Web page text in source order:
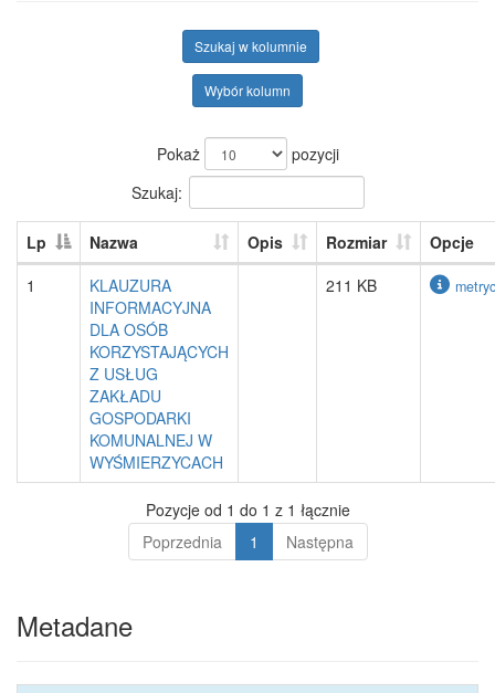
Szukaj w kolumnie
Wybór kolumn
Pokaż
pozycji
Szukaj:
Lp Nazwa Opis Rozmiar
Opcje
1
KLAUZURA
INFORMACYJNA
DLA OSÓB
KORZYSTAJĄCYCH
Z USŁUG
ZAKŁADU
GOSPODARKI
KOMUNALNEJ W
WYŚMIERZYCACH
211 KB
Pozycje od 1 do 1 z 1 łącznie
Poprzednia
1 Następna
Metadane